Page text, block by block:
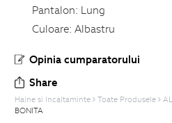
Pantalon: Lung
Culoare: Albastru
Opinia cumparatorului
Share
Haine si Incaltaminte Toate Produsele
BONITA